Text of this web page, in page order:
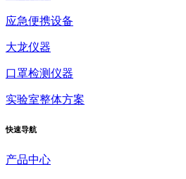
应急便携设备
大龙仪器
口罩检测仪器
实验室整体方案
快速导航
产品中心